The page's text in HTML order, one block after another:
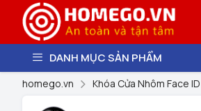
DANH MỤC SẢN PHẨM
homego.vn Khóa Cửa Nhôm Face ID